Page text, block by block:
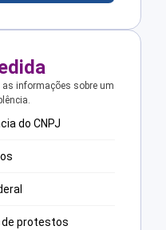
informações sobre um
do CNPJ
de protestos